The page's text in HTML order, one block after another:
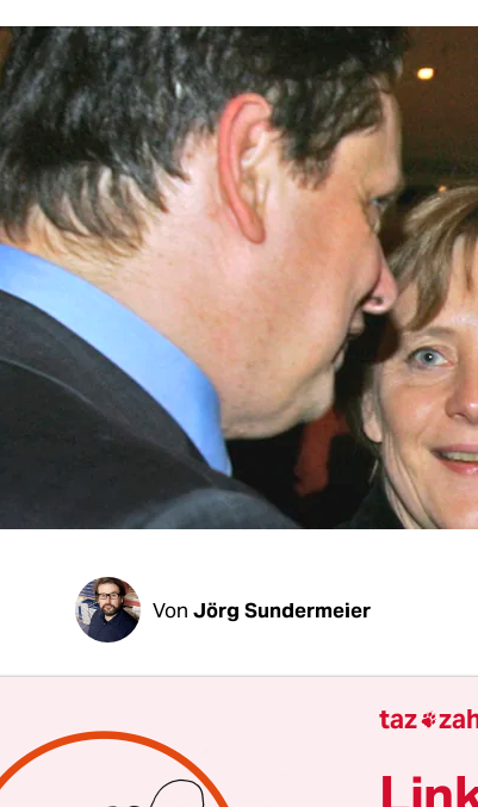
Von Jörg Sundermeier
| Er gilt, obschon erst
große alte Mann des deutschen
Frank Schirrmacher hat diverse
taz 